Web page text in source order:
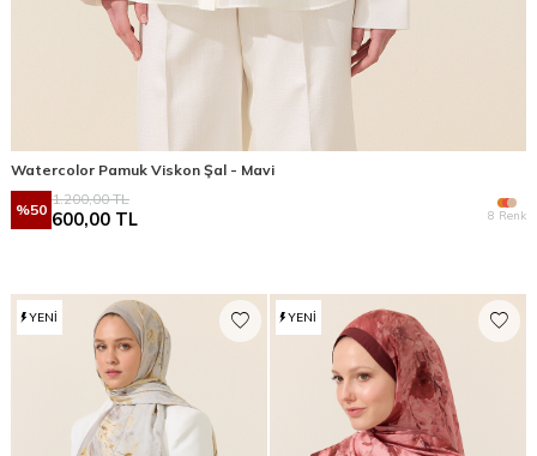
Watercolor Pamuk Viskon Şal - Mavi
%50
1.200,00TL
600,00 TL 8 Renk
YENI YENI